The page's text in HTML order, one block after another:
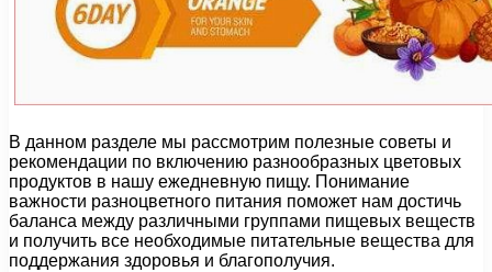
В данном разделе мы рассмотрим полезные советы и
рекомендации по включению разнообразных цветовых
продуктов в нашу ежедневную пищу. Понимание
важности разноцветного питания поможет нам достичь
баланса между различными группами пищевых веществ
и получить все необходимые питательные вещества для
поддержания здоровья и благополучия.